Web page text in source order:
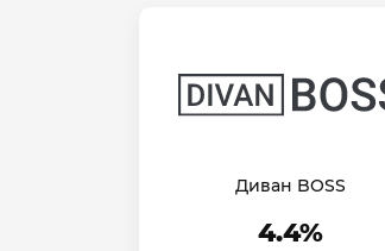
Диван BOSS
4.4%